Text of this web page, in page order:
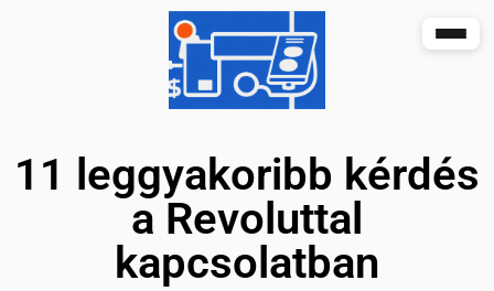
11 leggyakoribb kérdés
a Revoluttal
kapcsolatban